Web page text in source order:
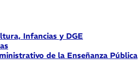
Infancias y DGE
de la Enseñanza Pública